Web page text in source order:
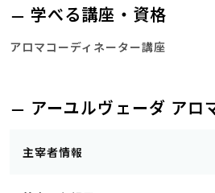
学べる講座・資格
アロマコーディネーター講座
アーユルヴェーダ ア
主宰者情報